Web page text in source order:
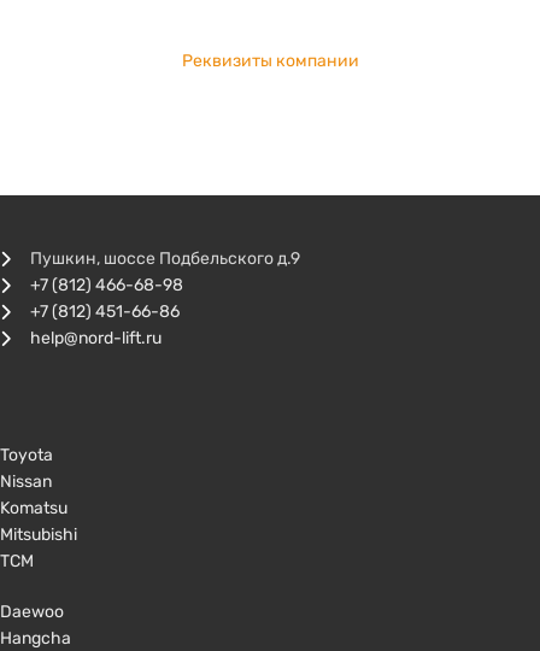
Реквизиты компании
Пушкин, шоссе Подбельского д.9
+7 (812) 466-68-98
+7 (812) 451-66-86
help@nord-lift.ru
Toyota
Nissan
Komatsu
Mitsubishi
TCM
Daewoo
Hangcha